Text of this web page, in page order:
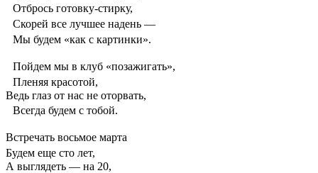
Отбрось готовку-стирку,
Скорей все лучшее надень —
Мы будем «как с картинки».
Пойдем мы в клуб «позажигать»,
Пленяя красотой,
Ведь глаз от нас не оторвать,
Всегда будем с тобой.
Встречать восьмое марта
Будем еще сто лет,
А выглядеть — на 20,